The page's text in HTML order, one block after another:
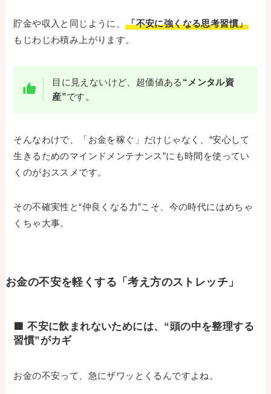
貯金や収入と同じように、「不安に強くなる思考習慣」
もじわじわ積み上がります。
目に見えないけど、超価値ある “メンタル資
産”です。
そんなわけで、「お金を稼ぐ」だけじゃなく、“安心して
生きるためのマインドメンテナンス”にも時間を使ってい
くのがおススメです。
その不確実性と“仲良くなる力”こそ、今の時代にはめちゃ
くちゃ大事。
お金の不安を軽くする「考え方のストレッチ」
🟩 不安に飲まれないためには、“頭の中を整理する
習慣”がカギ
お金の不安って、急にザワッとくるんですよね。